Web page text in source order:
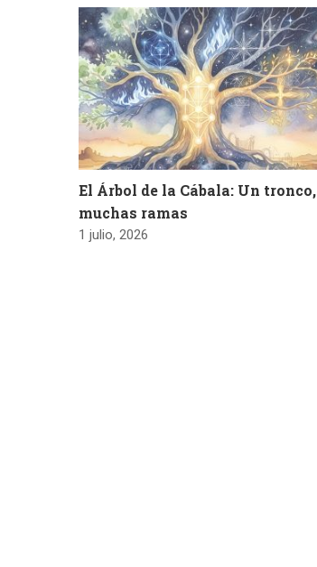
El Árbol de la Cábala: Un tronco,
muchas ramas
1 julio, 2026